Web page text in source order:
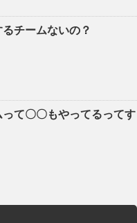
るチームないの？
って〇〇もやってるってす